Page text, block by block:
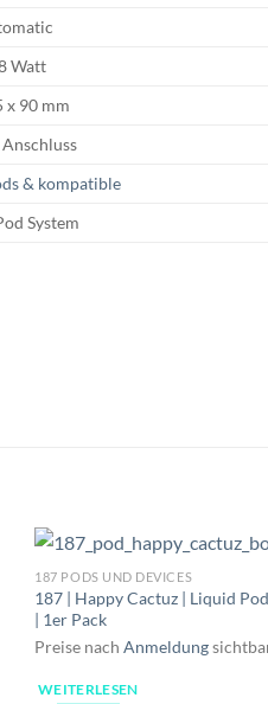
Watt
x 90 mm
Anschluss
& kompatible
System
187 PODS UND DEVICES
187 | Happy Cactuz | Liquid
| 1er Pack
Preise nachAnmeldung
WEITERLESEN